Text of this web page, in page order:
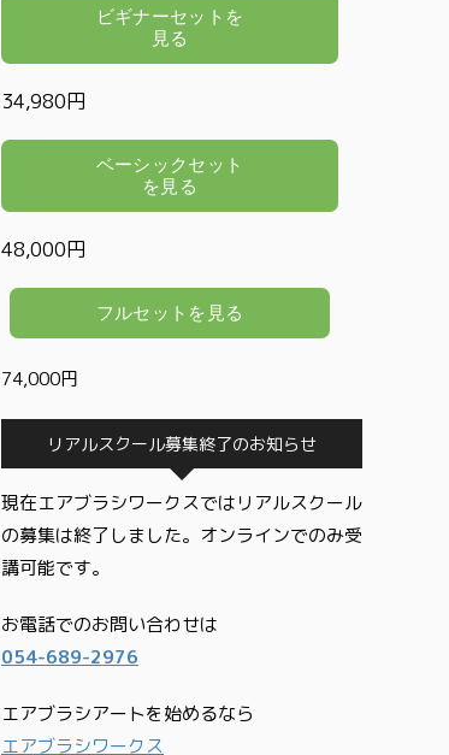
34,980円
48,000円
74,000円
リアルスクール募集終了のお知らせ
現在エアブラシワークスではリアルスクール
の募集は終了しました。オンラインでのみ受
講可能です。
お電話でのお問い合わせは
054-689-2976
エアブラシアートを始めるなら
エアブラシワークス